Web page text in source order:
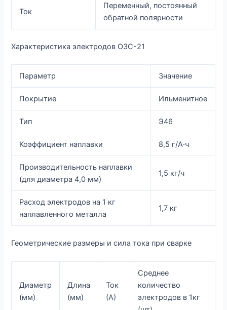
Ток
Переменный, постоянный
обратной полярности
Характеристика электродов ОЗС-21
Параметр Значение
Покрытие Ильменитное
Тип Э46
Коэффициент наплавки 8,5 г/А·ч
Производительность наплавки
(для диаметра 4,0 мм)
1,5 кг/ч
Расход электродов на 1 кг
наплавленного металла
1,7 кг
Геометрические размеры и сила тока при сварке
Диаметр
(мм)
Длина
(мм)
Ток
(А)
Среднее
количество
электродов в 1кг